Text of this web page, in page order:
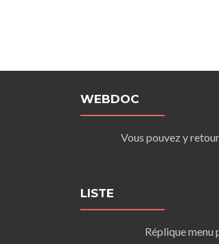
WEBDOC
Vous pouvez y
LISTE
Réplique menu